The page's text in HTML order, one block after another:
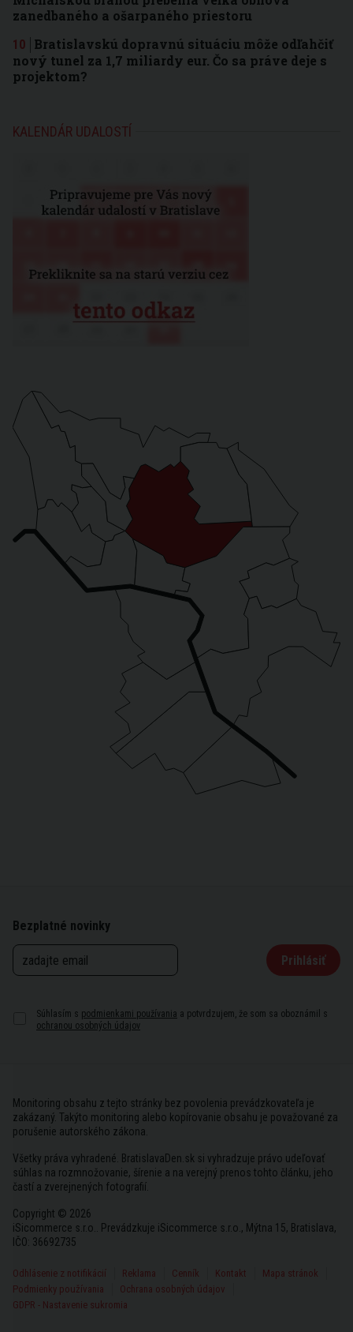
zanedbaného a ošarpaného priestoru
Bratislavskú dopravnú situáciu môže odľahčiť
nový tunel za 1,7 miliardy eur. Čo sa práve deje s
projektom?
KALENDÁR UDALOSTÍ
Bezplatné novinky
Prihlásiť
Súhlasím s podmienkami používania a potvrdzujem, že som sa oboznámil s
ochranou osobných údajov
Monitoring obsahu z tejto stránky bez povolenia prevádzkovateľa je
zakázaný. Takýto monitoring alebo kopírovanie obsahu je považované za
porušenie autorského zákona.
Všetky práva vyhradené. BratislavaDen.sk si vyhradzuje právo udeľovať
súhlas na rozmnožovanie, šírenie a na verejný prenos tohto článku, jeho
častí a zverejnených fotografií.
Copyright © 2026
iSicommerce s.r.o.. Prevádzkuje iSicommerce s.r.o., Mýtna 15, Bratislava,
IČO: 36692735
Odhlásenie z notifikácií Reklama Cenník Kontakt
Mapa stránok
Podmienky používania
Ochrana osobných údajov
GDPR - Nastavenie sukromia